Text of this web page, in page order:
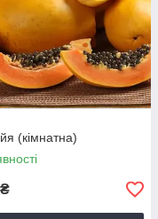
(кімнатна)
₴